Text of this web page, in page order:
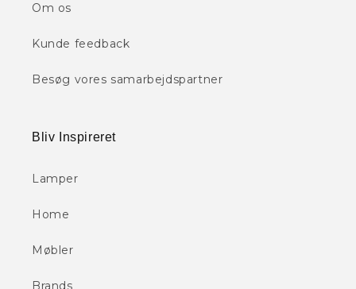
Om os
Kunde feedback
Besøg vores samarbejdspartner
Bliv Inspireret
Lamper
Home
Møbler
Brands